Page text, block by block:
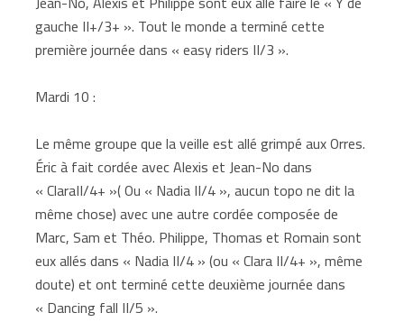
gauche II+/3+ ». Tout le monde a terminé cette
première journée dans « easy riders II/3 ».
Mardi 10 :
Le même groupe que la veille est allé grimpé aux Orres.
Éric à fait cordée avec Alexis et Jean-No dans
« ClaraII/4+ »( Ou « Nadia II/4 », aucun topo ne dit la
même chose) avec une autre cordée composée de
Marc, Sam et Théo. Philippe, Thomas et Romain sont
eux allés dans « Nadia II/4 » (ou « Clara II/4+ », même
doute) et ont terminé cette deuxième journée dans
« Dancing fall II/5 ».